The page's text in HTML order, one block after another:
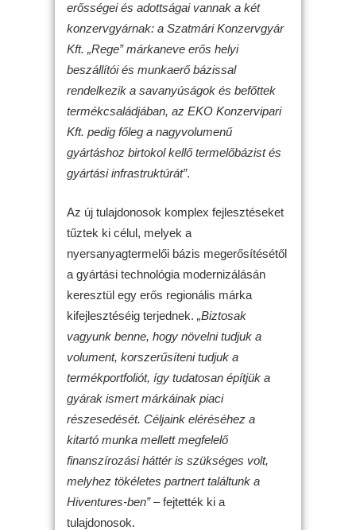
erősségei és adottságai vannak a két
konzervgyárnak: a Szatmári Konzervgyár
Kft. „Rege” márkaneve erős helyi
beszállítói és munkaerő bázissal
rendelkezik a savanyúságok és befőttek
termékcsaládjában, az EKO Konzervipari
Kft. pedig főleg a nagyvolumenű
gyártáshoz birtokol kellő termelőbázist és
gyártási infrastruktúrát”.
Az új tulajdonosok komplex fejlesztéseket
tűztek ki célul, melyek a
nyersanyagtermelői bázis megerősítésétől
a gyártási technológia modernizálásán
keresztül egy erős regionális márka
kifejlesztéséig terjednek. „Biztosak
vagyunk benne, hogy növelni tudjuk a
volument, korszerűsíteni tudjuk a
termékportfoliót, így tudatosan építjük a
gyárak ismert márkáinak piaci
részesedését. Céljaink eléréséhez a
kitartó munka mellett megfelelő
finanszírozási háttér is szükséges volt,
melyhez tökéletes partnert találtunk a
Hiventures-ben”– fejtették ki a
tulajdonosok.